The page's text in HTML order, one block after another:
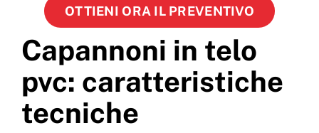
OTTIENI ORA IL PREVENTIVO
Capannoni in telo
pvc: caratteristiche
tecniche